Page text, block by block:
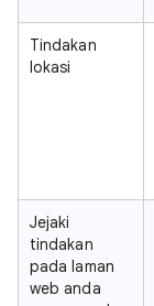
Tindakan
lokasi
Jejaki
tindakan
pada laman
web anda